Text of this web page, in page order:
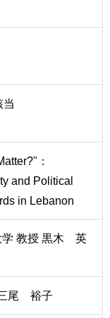
：
and Political
in Lebanon
学 教授 黒木 英
尾 裕子